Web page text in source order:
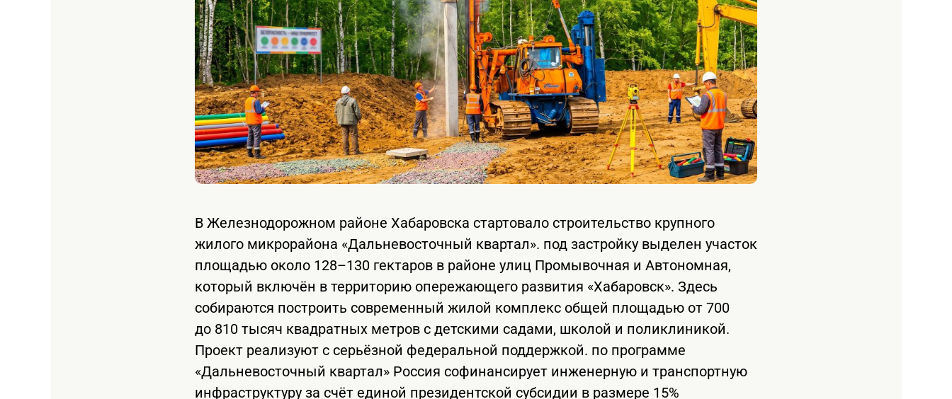
В Железнодорожном районе Хабаровска стартовало строительство крупного
жилого микрорайона «Дальневосточный квартал». под застройку выделен участок
площадью около 128–130 гектаров в районе улиц Промывочная и Автономная,
который включён в территорию опережающего развития «Хабаровск». Здесь
собираются построить современный жилой комплекс общей площадью от 700
до 810 тысяч квадратных метров с детскими садами, школой и поликлиникой.
Проект реализуют с серьёзной федеральной поддержкой. по программе
«Дальневосточный квартал» Россия софинансирует инженерную и транспортную
инфраструктуру за счёт единой президентской субсидии в размере 15%